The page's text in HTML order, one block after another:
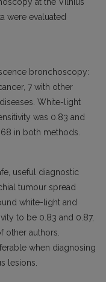
were evaluated
bronchoscopy:
7 with other
White-light
was 0.83 and
in both methods.
useful diagnostic
tumour spread
white-light and
to be 0.83 and 0.87,
other authors.
when diagnosing
lesions.